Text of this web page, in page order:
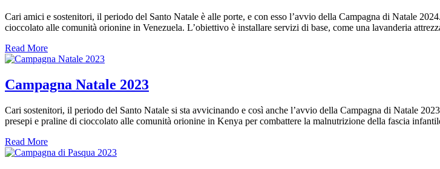
Cari amici e sostenitori, il periodo del Santo Natale è alle porte, e con esso l’avvio della Campagna di Natale
cioccolato alle comunità orionine in Venezuela. L’obiettivo è installare servizi di base, come una lavanderia
Read More
Campagna Natale 2023
Cari sostenitori, il periodo del Santo Natale si sta avvicinando e così anche l’avvio della Campagna di Natale
presepi e praline di cioccolato alle comunità orionine in Kenya per combattere la malnutrizione della fascia
Read More